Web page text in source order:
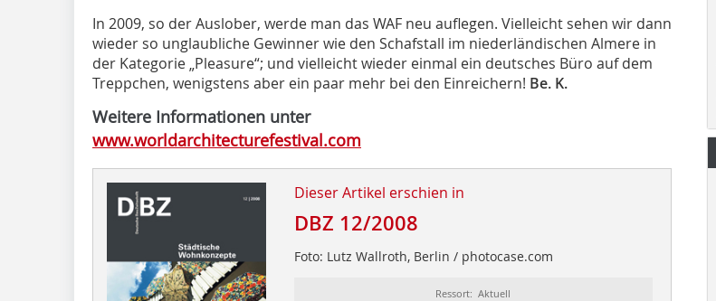
In 2009, so der Auslober, werde man das WAF neu auflegen. Vielleicht sehen wir dann
wieder so unglaubliche Gewinner wie den Schafstall im niederländischen Almere in
der Kategorie „Pleasure“; und vielleicht wieder einmal ein deutsches Büro auf dem
Treppchen, wenigstens aber ein paar mehr bei den Einreichern! Be. K.
Weitere Informationen unter
www.worldarchitecturefestival.com
Dieser Artikel erschien in
DBZ 12/2008
Foto: Lutz Wallroth, Berlin / photocase.com
Ressort: Aktuell